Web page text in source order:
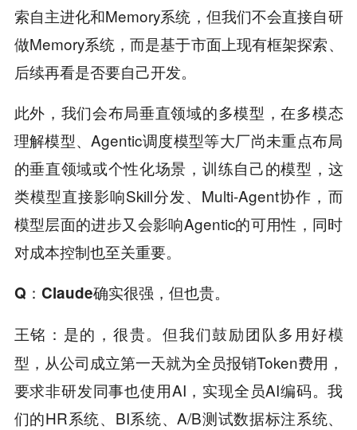
索自主进化和Memory系统，但我们不会直接自研
做Memory系统，而是基于市面上现有框架探索、
后续再看是否要自己开发。
此外，我们会布局垂直领域的多模型，在多模态
理解模型、Agentic调度模型等大厂尚未重点布局
的垂直领域或个性化场景，训练自己的模型，这
类模型直接影响Skill分发、Multi-Agent协作，而
模型层面的进步又会影响Agentic的可用性，同时
对成本控制也至关重要。
Q ：Claude确实很强，但也贵。
王铭： 是的，很贵。但我们鼓励团队多用好模
型，从公司成立第一天就为全员报销Token费用，
要求非研发同事也使用AI，实现全员AI编码。我
们的HR系统、BI系统、A/B测试数据标注系统、